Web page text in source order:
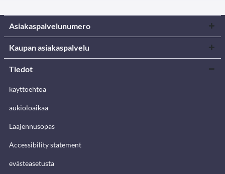
Asiakaspalvelunumero
Kaupan asiakaspalvelu
Tiedot
käyttöehtoa
aukioloaikaa
Laajennusopas
Accessibility statement
evästeasetusta